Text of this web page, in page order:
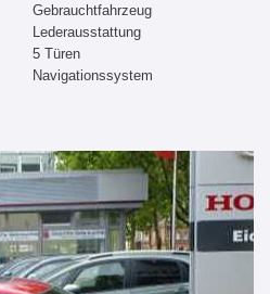
Gebrauchtfahrzeug
Lederausstattung
5 Türen
Navigationssystem